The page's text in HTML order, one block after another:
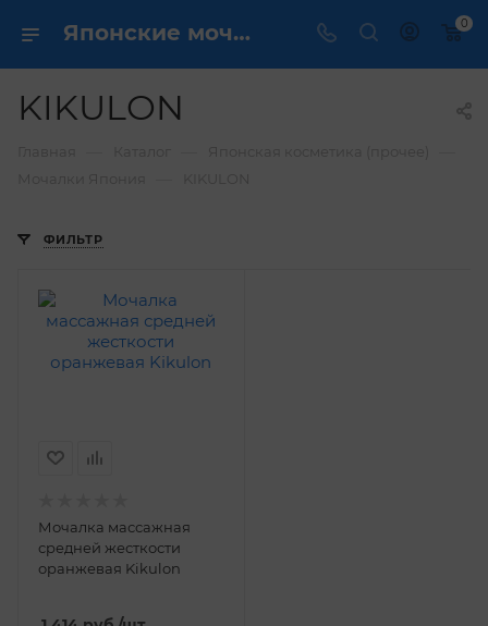
Японские мочалки - купить в интернет магазине ✔️ по выгодной цене 0
KIKULON
ФИЛЬТР
Мочалка массажная
средней жесткости
оранжевая Kikulon